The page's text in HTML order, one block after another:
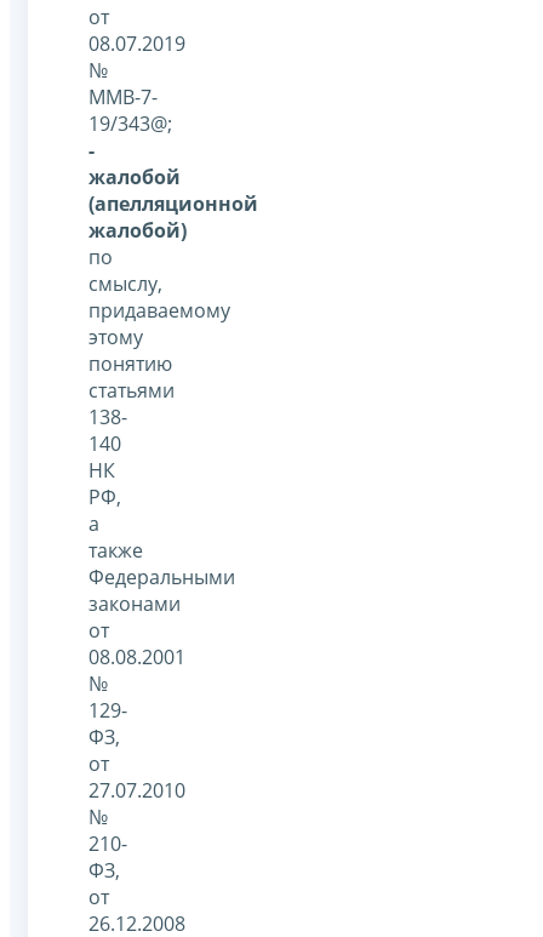
от
08.07.2019
№
ММВ-7-
19/343@;
-
жалобой
(апелляционной
жалобой)
по
смыслу,
придаваемому
этому
понятию
статьями
138-
140
НК
РФ,
а
также
Федеральными
законами
от
08.08.2001
№
129-
ФЗ,
от
27.07.2010
№
210-
ФЗ,
от
26.12.2008